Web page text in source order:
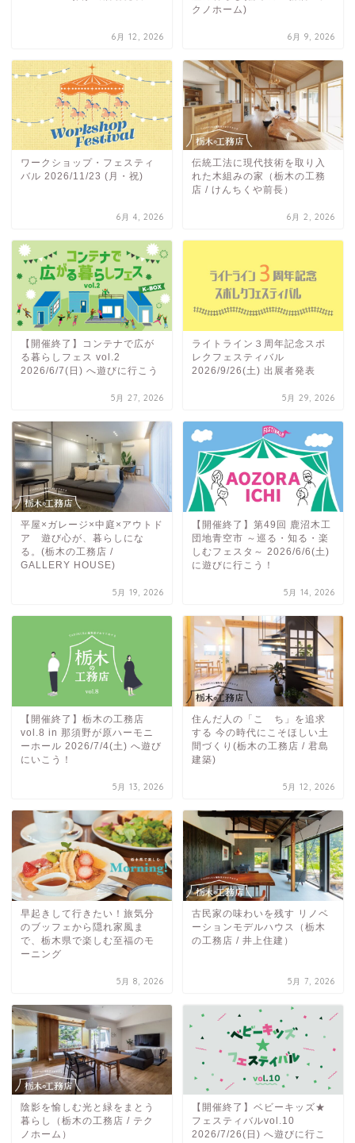
6月 12, 2026
クノホーム)
6月 9, 2026
ワークショップ・フェスティ
バル 2026/11/23 (月・祝)
6月 4, 2026
伝統工法に現代技術を取り入
れた木組みの家（栃木の工務
店 / けんちくや前長）
6月 2, 2026
【開催終了】コンテナで広が
る暮らしフェス vol.2
2026/6/7(日) へ遊びに行こう
5月 27, 2026
ライトライン３周年記念スポ
レクフェスティバル
2026/9/26(土) 出展者発表
5月 29, 2026
平屋×ガレージ×中庭×アウトド
ア 遊び心が、暮らしにな
る。(栃木の工務店 /
GALLERY HOUSE)
5月 19, 2026
【開催終了】第49回 鹿沼木工
団地青空市 ～巡る・知る・楽
しむフェスタ～ 2026/6/6(土)
に遊びに行こう！
5月 14, 2026
【開催終了】栃木の工務店
vol.8 in 那須野が原ハーモニ
ーホール 2026/7/4(土) へ遊び
にいこう！
5月 13, 2026
住んだ人の「こゝち」を追求
する 今の時代にこそほしい土
間づくり(栃木の工務店 / 君島
建築)
5月 12, 2026
早起きして行きたい！旅気分
のブッフェから隠れ家風ま
で、栃木県で楽しむ至福のモ
ーニング
5月 8, 2026
古民家の味わいを残す リノベ
ーションモデルハウス（栃木
の工務店 / 井上住建）
5月 7, 2026
陰影を愉しむ光と緑をまとう
暮らし（栃木の工務店 / テク
ノホーム）
【開催終了】ベビーキッズ★
フェスティバルvol.10
2026/7/26(日) へ遊びに行こ